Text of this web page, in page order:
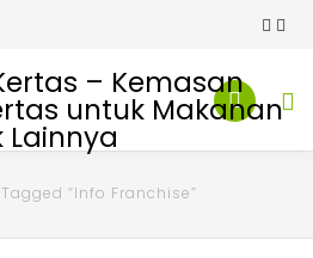
“Info Franchise”